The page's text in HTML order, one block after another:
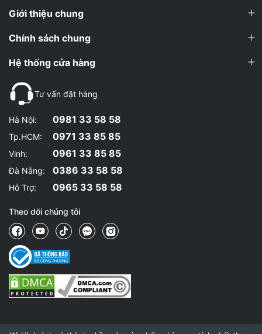
Giới thiệu chung
Chính sách chung
Hệ thống cửa hàng
Tư vấn đặt hàng
Hà Nội: 0981 33 58 58
Tp.HCM: 0971 33 85 85
Vinh: 0961 33 85 85
Đà Nẵng: 0386 33 58 58
Hỗ Trợ: 0965 33 58 58
Theo dõi chúng tôi